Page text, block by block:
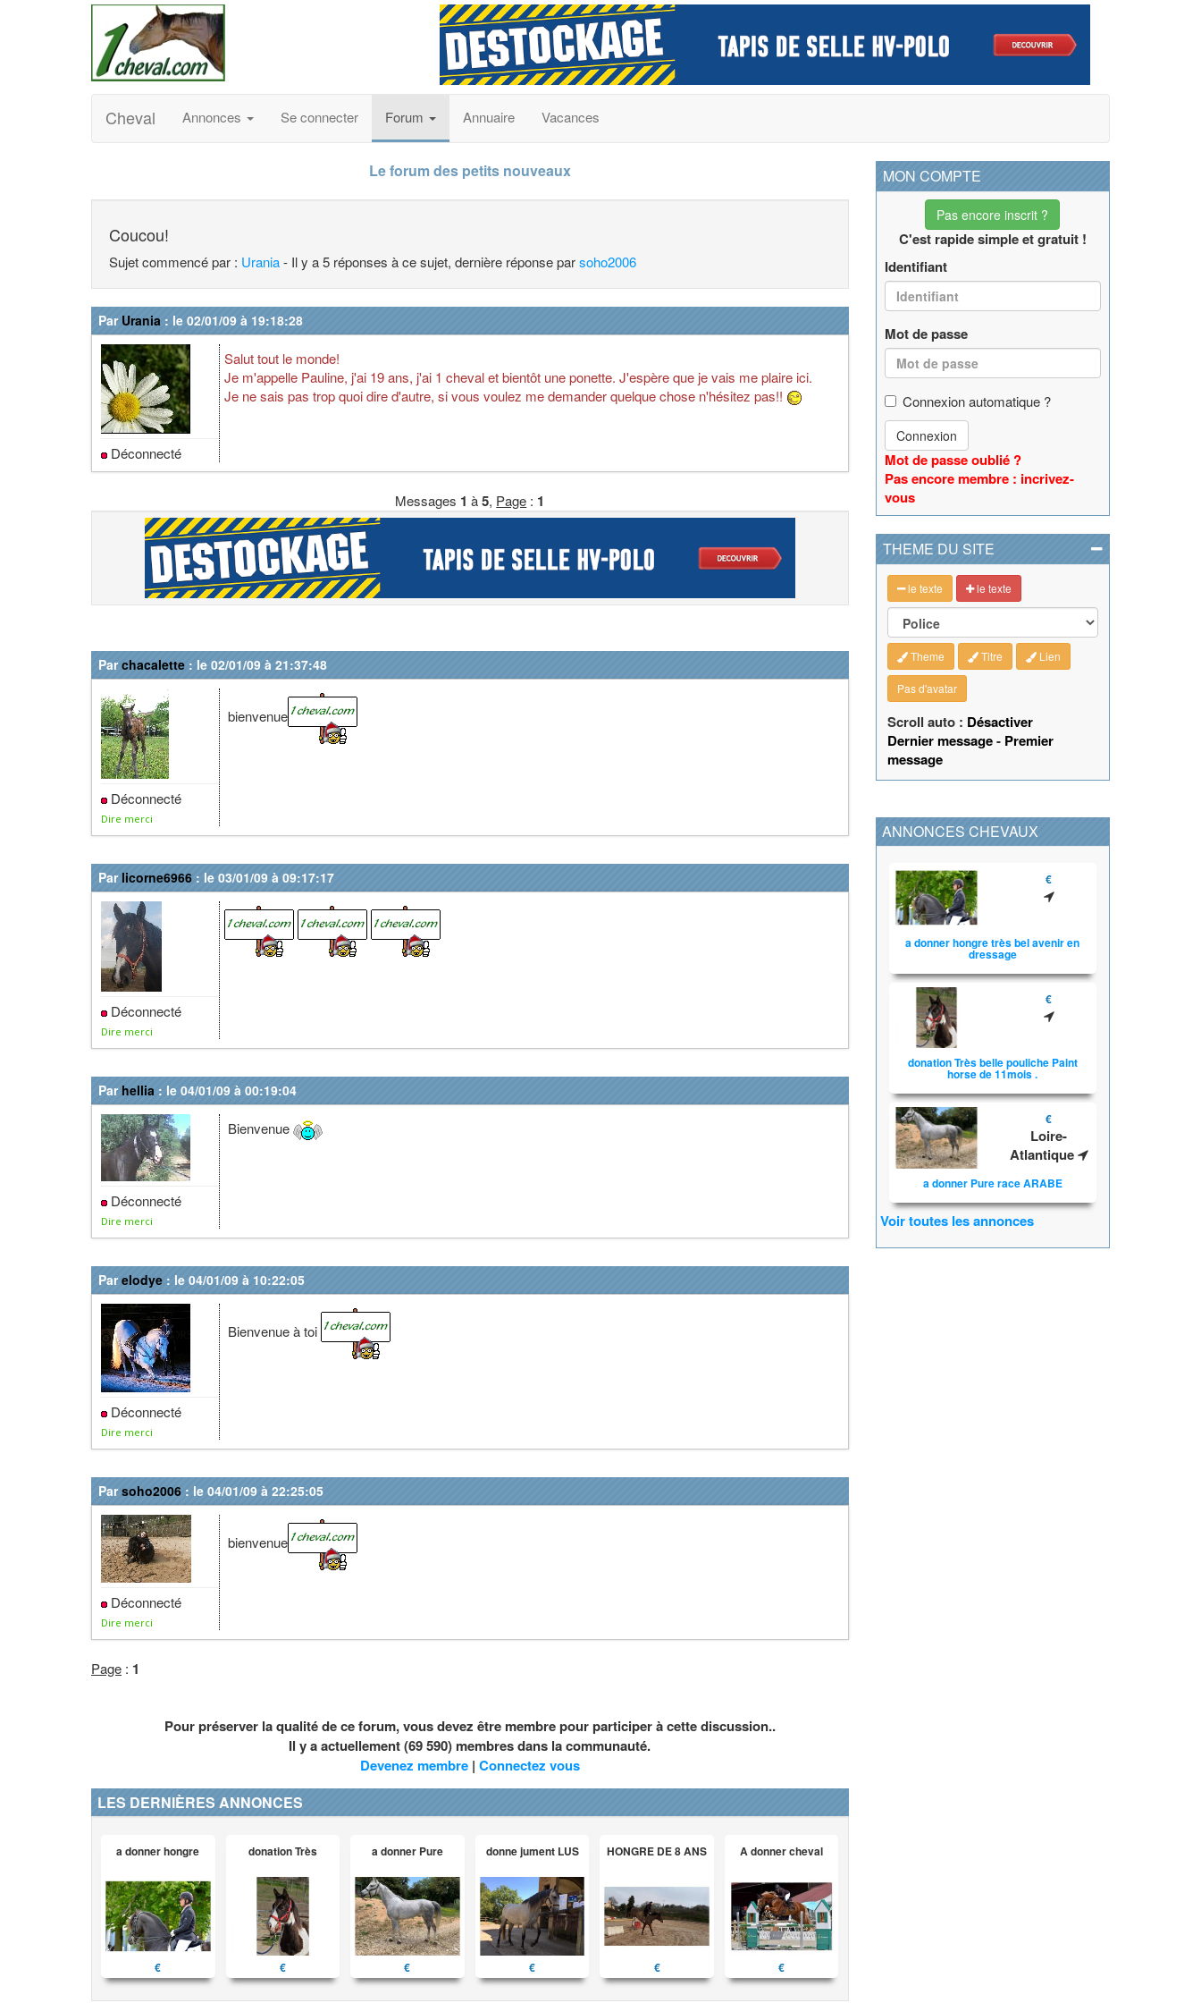
Cheval Annonces Se connecter Forum Annuaire Vacances
Le forum des petits nouveaux
Coucou!
Sujet commencé par : Urania- Il y a 5 réponses à ce sujet, dernière réponse parsoho2006
Par Urania : le 02/01/09 à 19:18:28
Déconnecté
Salut tout le monde!
Je m'appelle Pauline, j'ai 19 ans, j'ai 1 cheval et bientôt une ponette. J'espère que je vais me plaire ici.
Je ne sais pas trop quoi dire d'autre, si vous voulez me demander quelque chose n'hésitez pas!!
Messages 1 à5, Page : 1
Parchacalette : le 02/01/09 à 21:37:48
Déconnecté
Dire merci
bienvenue
Par licorne6966 : le 03/01/09 à 09:17:17
Déconnecté
Dire merci
Par hellia : le 04/01/09 à 00:19:04
Déconnecté
Dire merci
Bienvenue
Parelodye : le 04/01/09 à 10:22:05
Déconnecté
Dire merci
Bienvenue à toi
Parsoho2006 : le 04/01/09 à 22:25:05
Déconnecté
Dire merci
bienvenue
Page : 1
Pour préserver la qualité de ce forum, vous devez être membre pour participer à cette discussion..
Il y a actuellement (69 590) membres dans la communauté.
Devenez membre| Connectez vous
LES DERNIÈRES ANNONCES
a donner hongre
€
donation Très
€
a donner Pure
€
donne jument LUS
€
HONGRE DE 8 ANS
€
A donner cheval
€
MON COMPTE
Pas encore inscrit ?
C'est rapide simple et gratuit !
Identifiant
Mot de passe
Connexion automatique ?
Connexion
Mot de passe oublié ?
Pas encore membre : incrivez-
vous
THEME DU SITE
le texte le texte
Theme Titre Lien
Pas d'avatar
Scroll auto : Désactiver
Dernier message- Premier
message
ANNONCES CHEVAUX
€
a donner hongre très bel avenir en
dressage
€
donation Très belle pouliche Paint
horse de 11mois .
€
Loire-
Atlantique
a donner Pure race ARABE
Voir toutes les annonces